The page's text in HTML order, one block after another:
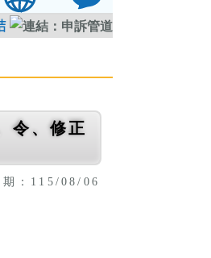
令、修正
期：115/08/06